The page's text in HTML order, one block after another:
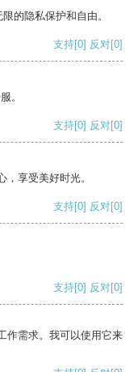
的隐私保护和自由。
支持[0] 反对[0]
。
支持[0] 反对[0]
享受美好时光。
支持[0] 反对[0]
支持[0] 反对[0]
作需求。我可以使用它来